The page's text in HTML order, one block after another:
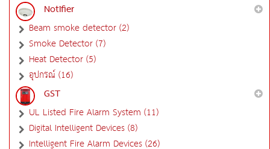
Notifier
Beam smoke detector (2)
Smoke Detector (7)
Heat Detector (5)
อุปกรณ์ (16)
GST
UL Listed Fire Alarm System (11)
Digital Intelligent Devices (8)
Intelligent Fire Alarm Devices (26)